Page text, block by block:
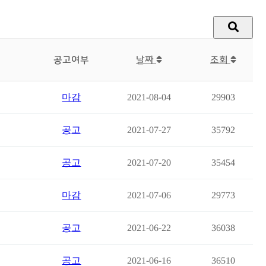
공고여부 날짜 조회
마감 2021-08-04 29903
공고 2021-07-27 35792
공고 2021-07-20 35454
마감 2021-07-06 29773
공고 2021-06-22 36038
공고 2021-06-16 36510